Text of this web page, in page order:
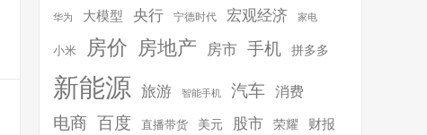
华为 大模型 央行 宁德时代 宏观经济 家电
小米 房价 房地产 房市 手机 拼多多
新能源 旅游 智能手机 汽车 消费
电商 百度 直播带货 美元 股市 荣耀 财报